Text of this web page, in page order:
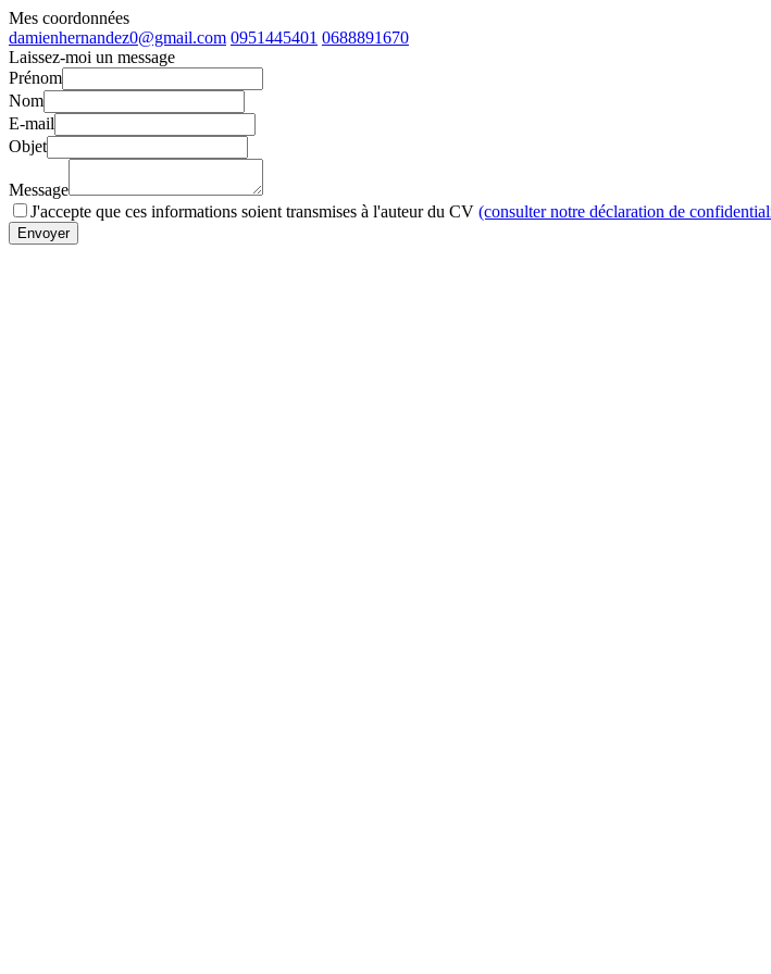
Mes coordonnées
damienhernandez0@gmail.com 0951445401 0688891670
Laissez-moi un message
Prénom
Nom
E-mail
Objet
Message
J'accepte que ces informations soient transmises à l'auteur du CV (consulter notre déclaration de